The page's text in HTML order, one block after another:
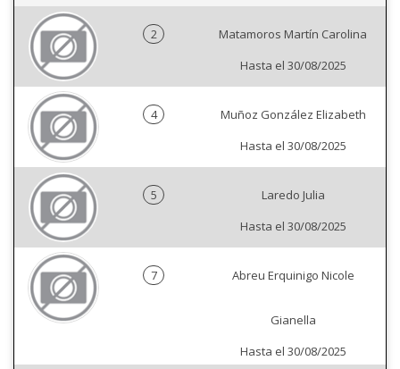
2
Matamoros Martín Carolina
Hasta el 30/08/2025
4
Muñoz González Elizabeth
Hasta el 30/08/2025
5
Laredo Julia
Hasta el 30/08/2025
7 Abreu Erquinigo Nicole
Gianella
Hasta el 30/08/2025